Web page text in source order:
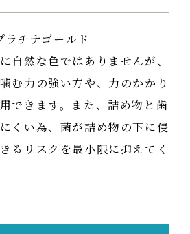
自然な色ではありませんが、
む力の強い方や、力のかかり
できます。また、詰め物と歯
くい為、菌が詰め物の下に侵
るリスクを最小限に抑えてく